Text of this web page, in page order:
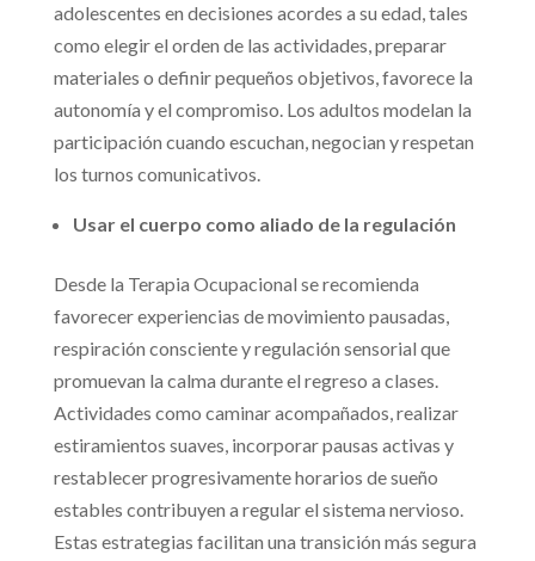
adolescentes en decisiones acordes a su edad, tales
como elegir el orden de las actividades, preparar
materiales o definir pequeños objetivos, favorece la
autonomía y el compromiso. Los adultos modelan la
participación cuando escuchan, negocian y respetan
los turnos comunicativos.
Usar el cuerpo como aliado de la regulación
Desde la Terapia Ocupacional se recomienda
favorecer experiencias de movimiento pausadas,
respiración consciente y regulación sensorial que
promuevan la calma durante el regreso a clases.
Actividades como caminar acompañados, realizar
estiramientos suaves, incorporar pausas activas y
restablecer progresivamente horarios de sueño
estables contribuyen a regular el sistema nervioso.
Estas estrategias facilitan una transición más segura